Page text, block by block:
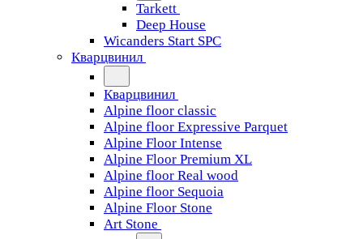
Tarkett
Deep House
Wicanders Start SPC
Кварцвинил
Кварцвинил
Alpine floor classic
Alpine floor Expressive Parquet
Alpine Floor Intense
Alpine Floor Premium XL
Alpine floor Real wood
Alpine floor Sequoia
Alpine Floor Stone
Art Stone